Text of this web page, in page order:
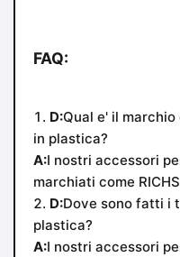
FAQ:
D:Qual e' il
in plastica?
A:I nostri accessori
marchiati come
D:Dove sono fatti i
plastica?
A:I nostri accessori